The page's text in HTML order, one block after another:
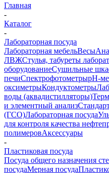
Главная
-
Каталог
-
Лабораторная посуда
Лабораторная мебельВесы
ЛВЖСтулья, табуреты
оборудованиеСушильные
печиСпектрофотометрыpH-
оксиметрыКондуктометры
воды (аквадистилляторы)
и элементный анализ
(ГСО)Лабораторная посуда
для контроля качества
полимеровАксессуары
-
Пластиковая посуда
Посуда общего назначения
посудаМерная посуда